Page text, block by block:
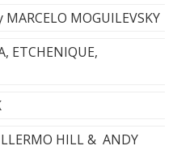
MOGUILEVSKY
ETCHENIQUE,
HILL & ANDY